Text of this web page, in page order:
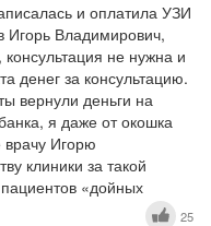
и оплатила УЗИ
Игорь Владимирович,
не нужна и
денег за консультацию.
вернули деньги на
я даже от окошка
Игорю
клиники за такой
«дойных
25